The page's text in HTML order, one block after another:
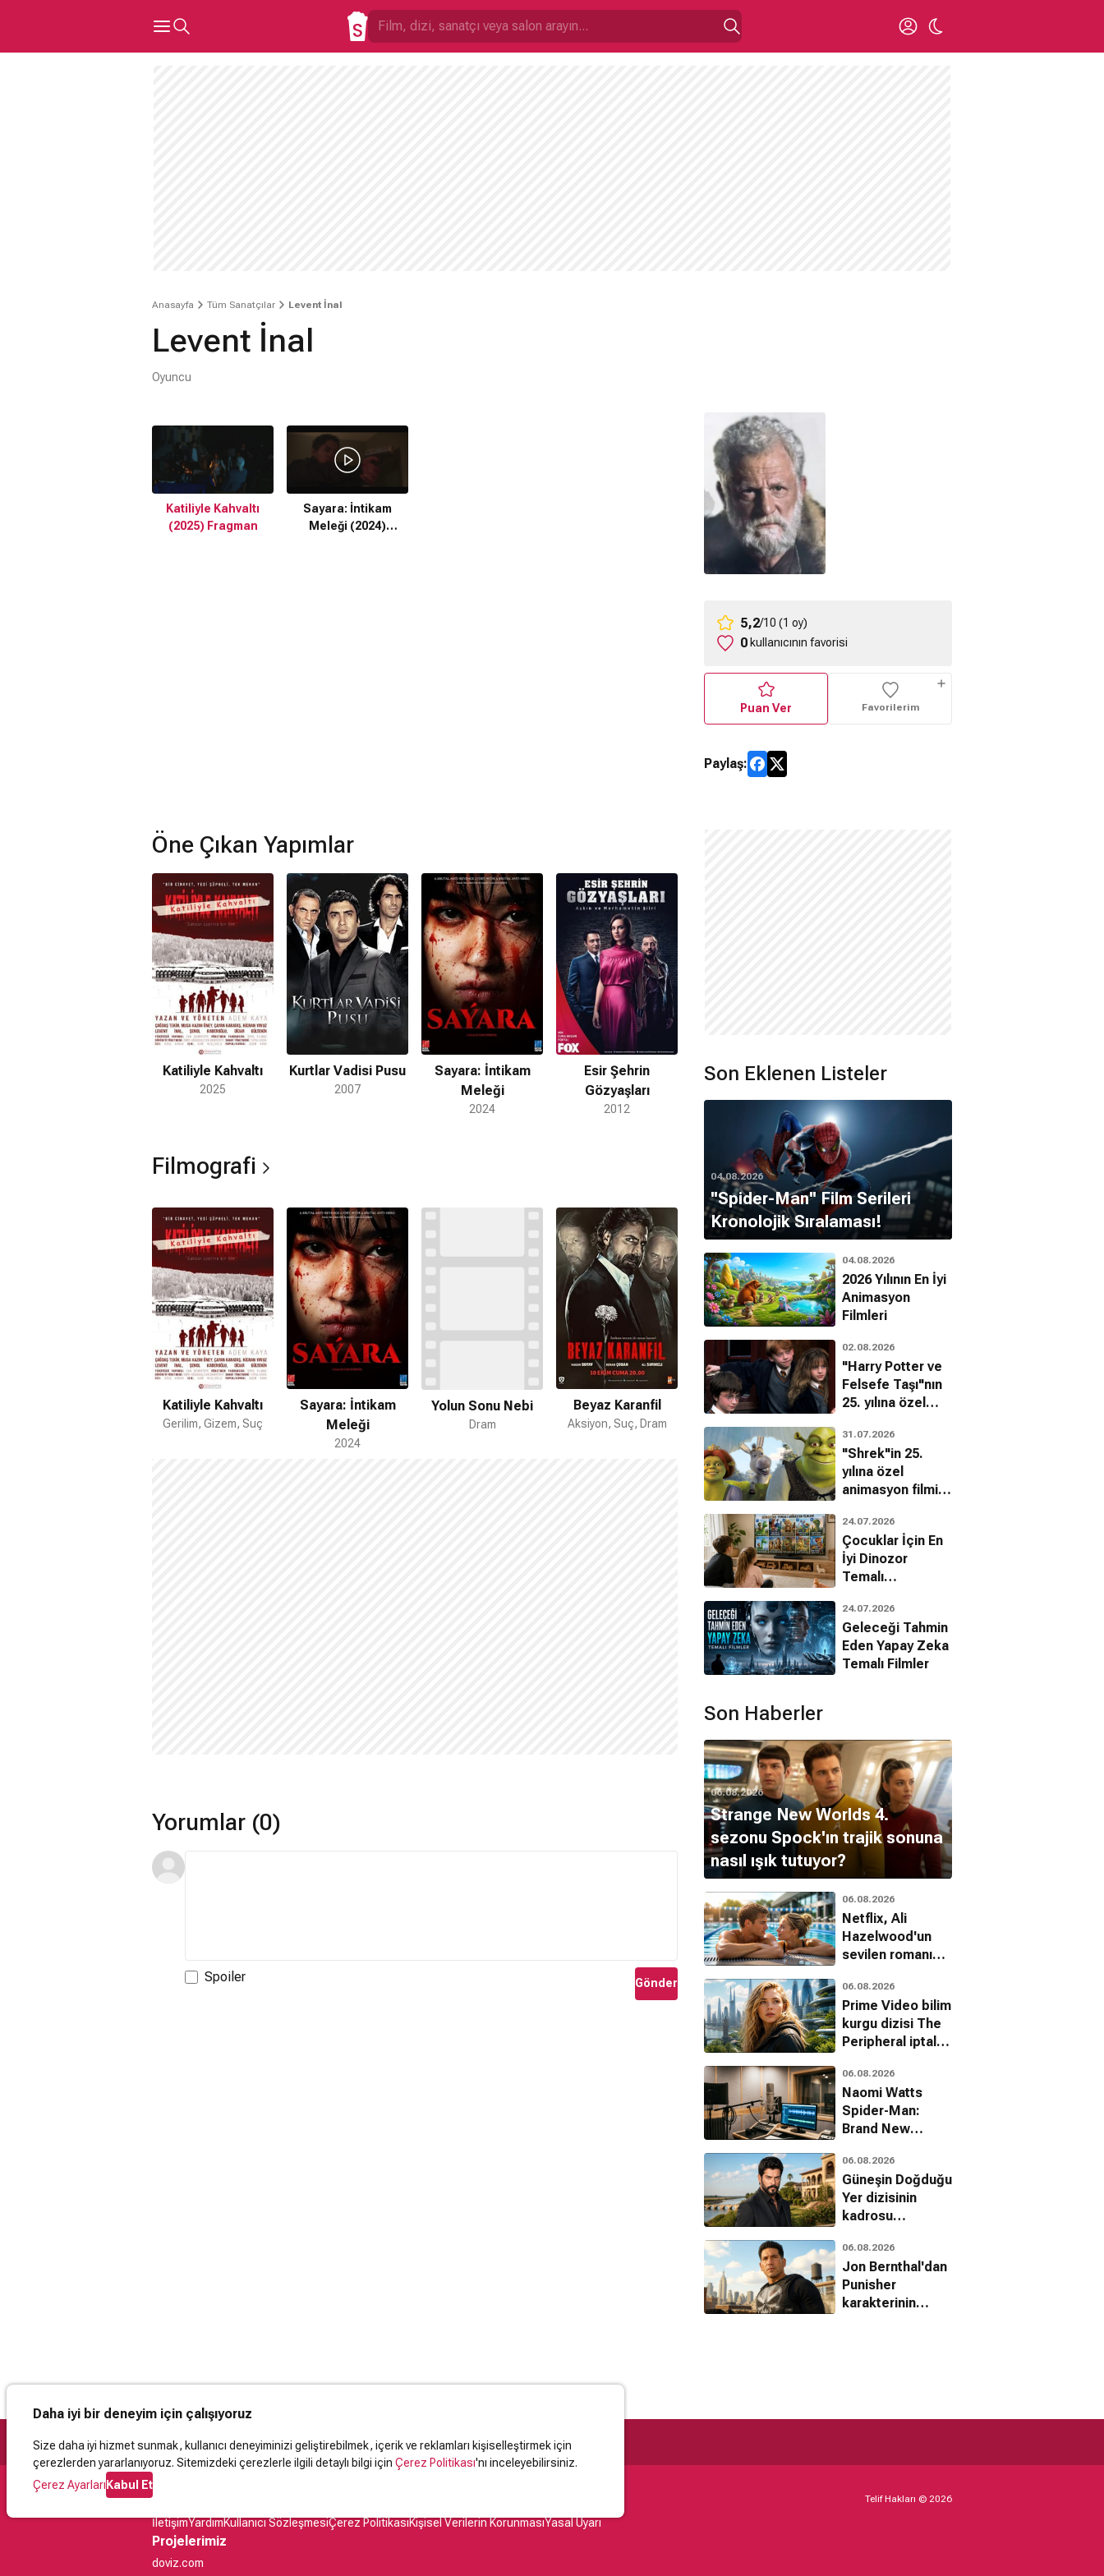
Anasayfa Tüm Sanatçılar Levent İnal
Levent İnal
Oyuncu
Katiliyle Kahvaltı
(2025) Fragman
Sayara: İntikam
Meleği (2024)
5,2/10 (1 oy)
0 kullanıcının favorisi
Puan Ver Favorilerim
Paylaş:
Öne Çıkan Yapımlar
Katiliyle Kahvaltı
2025
Kurtlar Vadisi Pusu
2007
Sayara: İntikam
Meleği
2024
Esir Şehrin
Gözyaşları
2012
Filmografi
Katiliyle Kahvaltı
Gerilim, Gizem, Suç
Sayara: İntikam
Meleği
2024
Yolun Sonu Nebi
Dram
Beyaz Karanfil
Aksiyon, Suç, Dram
Yorumlar (0)
Spoiler Gönder
Son Eklenen Listeler
04.08.2026
''Spider-Man'' Film Serileri
Kronolojik Sıralaması!
04.08.2026
2026 Yılının En İyi
Animasyon
Filmleri
02.08.2026
"Harry Potter ve
Felsefe Taşı"nın
25. yılına özel
bilinmeyenleri!
31.07.2026
"Shrek"in 25.
yılına özel
animasyon filmin
24.07.2026
Çocuklar İçin En
İyi Dinozor
Temalı
Filmleri
24.07.2026
Geleceği Tahmin
Eden Yapay Zeka
Temalı Filmler
Son Haberler
06.08.2026
Strange New Worlds 4.
sezonu Spock'ın trajik sonuna
nasıl ışık tutuyor?
06.08.2026
Netflix, Ali
Hazelwood'un
sevilen romanı
uyarlıyor
06.08.2026
Prime Video bilim
kurgu dizisi The
Peripheral iptal
06.08.2026
Naomi Watts
Spider-Man:
Brand New
rolünü açıkladı
06.08.2026
Güneşin Doğduğu
Yer dizisinin
kadrosu
06.08.2026
Jon Bernthal'dan
Punisher
karakterinin
Daha iyi bir deneyim için çalışıyoruz
Size daha iyi hizmet sunmak, kullanıcı deneyiminizi geliştirebilmek, içerik ve reklamları kişiselleştirmek için
çerezlerden yararlanıyoruz. Sitemizdeki çerezlerle ilgili detaylı bilgi için Çerez Politikası'nı inceleyebilirsiniz.
Çerez AyarlarıKabul Et
Destek
İletişimYardımKullanıcı SözleşmesiÇerez PolitikasıKişisel Verilerin KorunmasıYasal Uyarı
Projelerimiz
doviz.com
Telif Hakları © 2026